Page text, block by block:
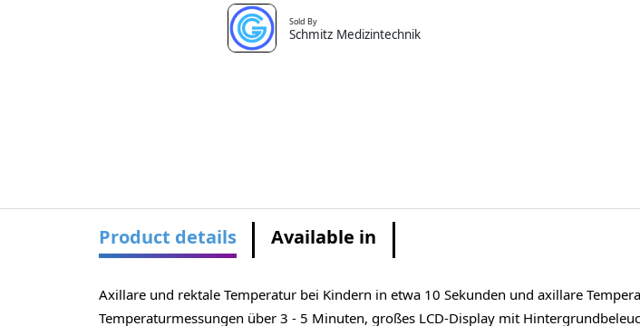
Sold By
Schmitz Medizintechnik
Product details Available in
Axillare und rektale Temperatur bei Kindern in etwa 10 Sekunden und axillare
Temperaturmessungen über 3 - 5 Minuten, großes LCD-Display mit